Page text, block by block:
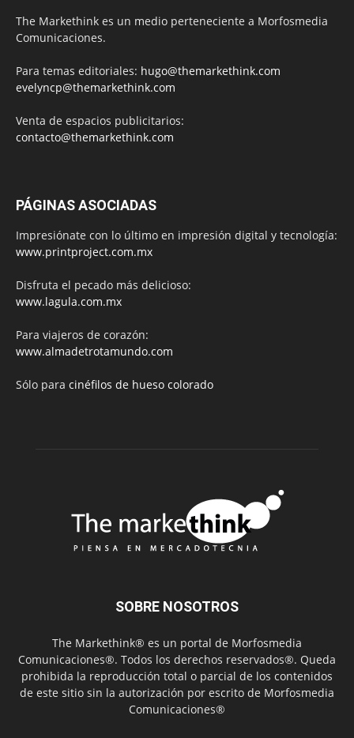
The Markethink es un medio perteneciente a Morfosmedia
Comunicaciones.
Para temas editoriales: hugo@themarkethink.com
evelyncp@themarkethink.com
Venta de espacios publicitarios:
contacto@themarkethink.com
PÁGINAS ASOCIADAS
Impresiónate con lo último en impresión digital y tecnología:
www.printproject.com.mx
Disfruta el pecado más delicioso:
www.lagula.com.mx
Para viajeros de corazón:
www.almadetrotamundo.com
Sólo para cinéfilos de hueso colorado
SOBRE NOSOTROS
The Markethink® es un portal de Morfosmedia
Comunicaciones®. Todos los derechos reservados®. Queda
prohibida la reproducción total o parcial de los contenidos
de este sitio sin la autorización por escrito de Morfosmedia
Comunicaciones®